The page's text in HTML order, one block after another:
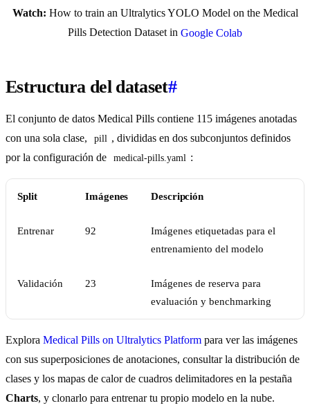
Watch: How to train an Ultralytics YOLO Model on the Medical
Pills Detection Dataset in Google Colab
Estructura del dataset#
El conjunto de datos Medical Pills contiene 115 imágenes anotadas
con una sola clase,
pill , divididas en dos subconjuntos definidos
por la configuración de
medical-pills.yaml :
Split Imágenes Descripción
Entrenar 92
Imágenes etiquetadas para el
entrenamiento del modelo
Validación 23
Imágenes de reserva para
evaluación y benchmarking
Explora Medical Pills on Ultralytics Platform para ver las imágenes
con sus superposiciones de anotaciones, consultar la distribución de
clases y los mapas de calor de cuadros delimitadores en la pestaña
Charts, y clonarlo para entrenar tu propio modelo en la nube.